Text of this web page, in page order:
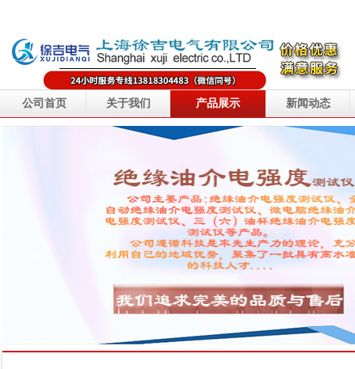
公司首页 关于我们 产品展示 新闻动态